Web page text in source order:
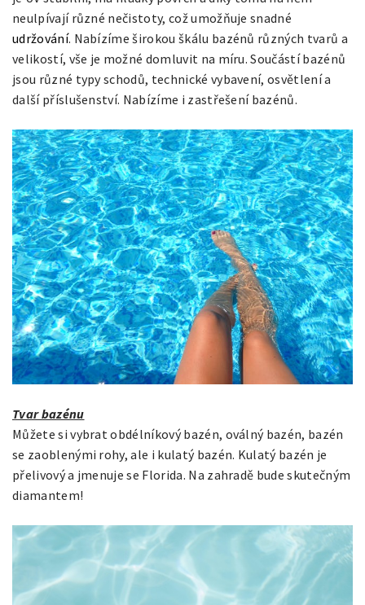
neulpívají různé nečistoty, což umožňuje snadné
udržování. Nabízíme širokou škálu bazénů různých tvarů a
velikostí, vše je možné domluvit na míru. Součástí bazénů
jsou různé typy schodů, technické vybavení, osvětlení a
další příslušenství. Nabízíme i zastřešení bazénů.
Tvar bazénu
Můžete si vybrat obdélníkový bazén, oválný bazén, bazén
se zaoblenými rohy, ale i kulatý bazén. Kulatý bazén je
přelivový a jmenuje se Florida. Na zahradě bude skutečným
diamantem!